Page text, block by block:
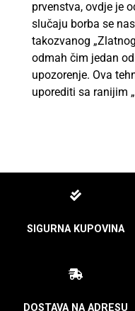
prvenstva, ovdje je
slučaju borba se
takozvanog
odmah čim jedan
upozorenje. Ova
uporediti sa ranijim
SIGURNA KUPOVINA
DOSTAVA NA ADRESU